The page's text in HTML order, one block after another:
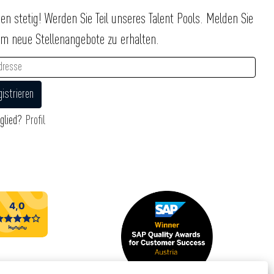
stetig! Werden Sie Teil unseres Talent Pools. Melden Sie
neue Stellenangebote zu erhalten.
Profil